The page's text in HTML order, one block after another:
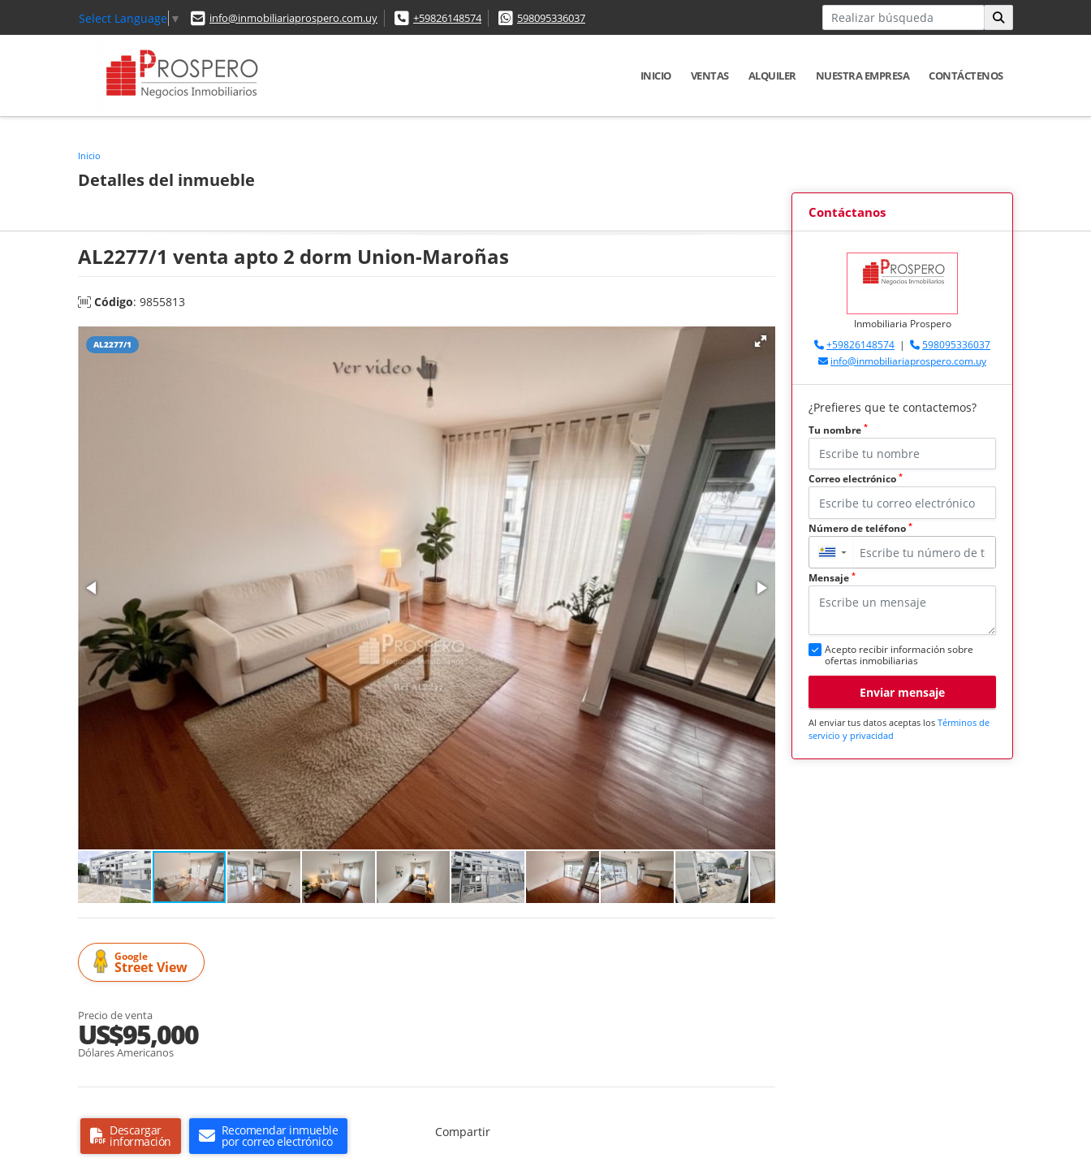
Select Language ▼ info@inmobiliariaprospero.com.uy +59826148574 598095336037
INICIO VENTAS ALQUILER NUESTRA EMPRESA CONTÁCTENOS
Inicio
Detalles del inmueble
AL2277/1 venta apto 2 dorm Union-Maroñas
Código: 9855813
AL2277/1
Google
Street View
Precio de venta
US$95,000
Dólares Americanos
Descargar
información
Recomendar inmueble
por correo electrónico
Compartir
Contáctanos
Inmobiliaria Prospero
+59826148574 |
598095336037
info@inmobiliariaprospero.com.uy
¿Prefieres que te contactemos?
Tu nombre *
Correo electrónico *
Número de teléfono *
▼
Mensaje *
Acepto recibir información sobre
ofertas inmobiliarias
Enviar mensaje
Al enviar tus datos aceptas los Términos de
servicio y privacidad